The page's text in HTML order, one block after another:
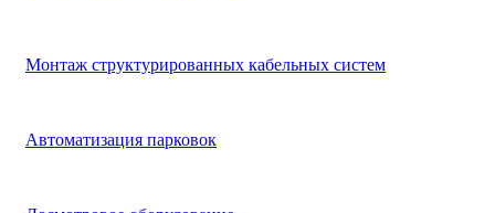
Монтаж структурированных кабельных систем
Автоматизация парковок